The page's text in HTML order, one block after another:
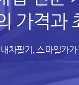
가격과
차팔기, 스마일카